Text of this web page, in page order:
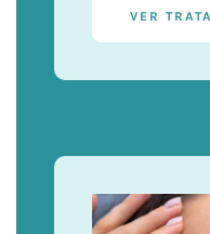
VER